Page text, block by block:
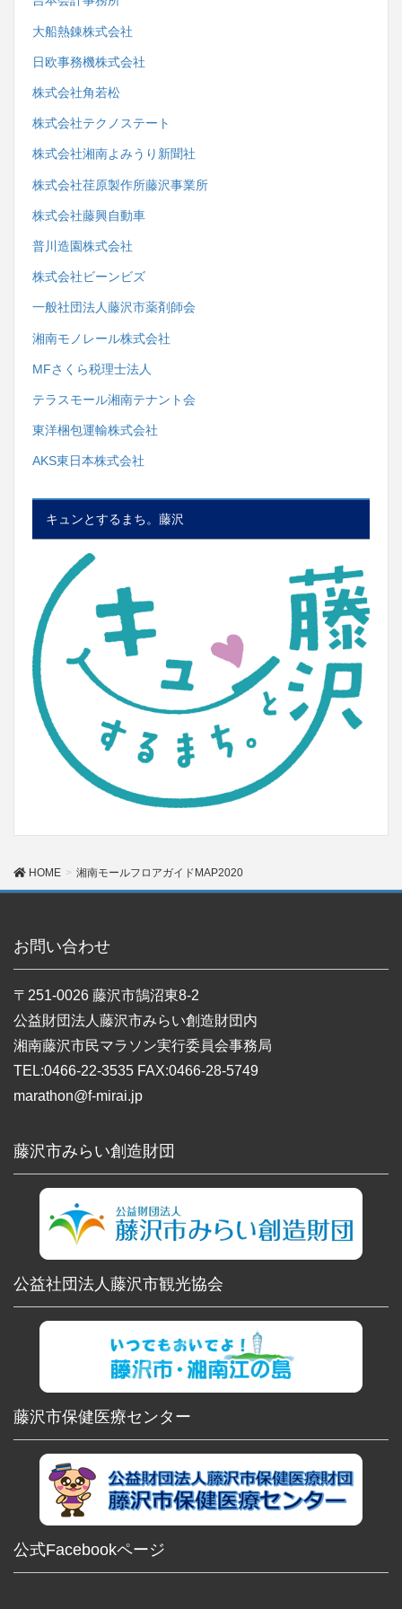
大船熱錬株式会社
日欧事務機株式会社
株式会社角若松
株式会社テクノステート
株式会社湘南よみうり新聞社
株式会社荏原製作所藤沢事業所
株式会社藤興自動車
普川造園株式会社
株式会社ビーンビズ
一般社団法人藤沢市薬剤師会
湘南モノレール株式会社
MFさくら税理士法人
テラスモール湘南テナント会
東洋梱包運輸株式会社
AKS東日本株式会社
キュンとするまち。藤沢
HOME 湘南モールフロアガイドMAP2020
お問い合わせ
〒251-0026 藤沢市鵠沼東8-2
公益財団法人藤沢市みらい創造財団内
湘南藤沢市民マラソン実行委員会事務局
TEL:0466-22-3535 FAX:0466-28-5749
marathon@f-mirai.jp
藤沢市みらい創造財団
公益社団法人藤沢市観光協会
藤沢市保健医療センター
公式Facebookページ